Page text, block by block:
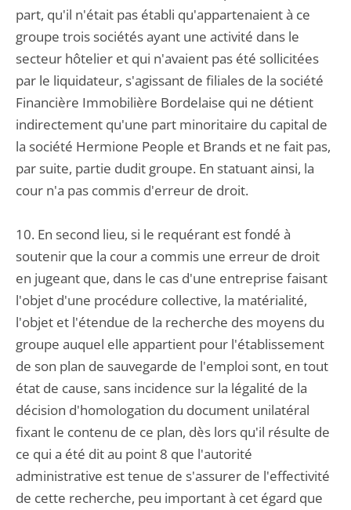
part, qu'il n'était pas établi qu'appartenaient à ce
groupe trois sociétés ayant une activité dans le
secteur hôtelier et qui n'avaient pas été sollicitées
par le liquidateur, s'agissant de filiales de la société
Financière Immobilière Bordelaise qui ne détient
indirectement qu'une part minoritaire du capital de
la société Hermione People et Brands et ne fait pas,
par suite, partie dudit groupe. En statuant ainsi, la
cour n'a pas commis d'erreur de droit.
10. En second lieu, si le requérant est fondé à
soutenir que la cour a commis une erreur de droit
en jugeant que, dans le cas d'une entreprise faisant
l'objet d'une procédure collective, la matérialité,
l'objet et l'étendue de la recherche des moyens du
groupe auquel elle appartient pour l'établissement
de son plan de sauvegarde de l'emploi sont, en tout
état de cause, sans incidence sur la légalité de la
décision d'homologation du document unilatéral
fixant le contenu de ce plan, dès lors qu'il résulte de
ce qui a été dit au point 8 que l'autorité
administrative est tenue de s'assurer de l'effectivité
de cette recherche, peu important à cet égard que